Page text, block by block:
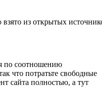
из открытых
по соотношению
что потратьте свободные
сайта полностью, а тут